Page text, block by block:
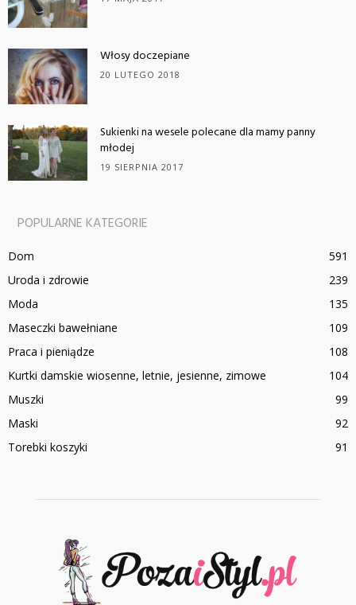
Włosy doczepiane
20 LUTEGO 2018
Sukienki na wesele polecane dla mamy panny
młodej
19 SIERPNIA 2017
POPULARNE KATEGORIE
Dom
591
Uroda i zdrowie
239
Moda
135
Maseczki bawełniane
109
Praca i pieniądze
108
Kurtki damskie wiosenne, letnie, jesienne, zimowe
104
Muszki
99
Maski
92
Torebki koszyki
91